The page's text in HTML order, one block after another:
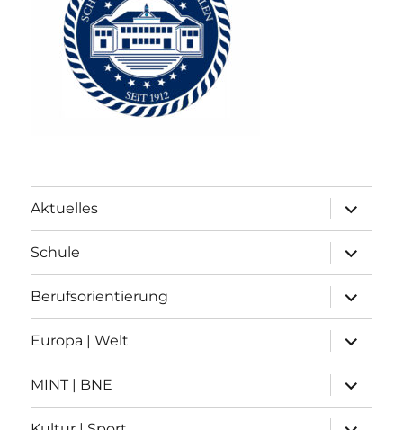
Aktuelles
anzeigen
Schule
anzeigen
Berufsorientierung
anzeigen
Europa | Welt
anzeigen
MINT | BNE
anzeigen